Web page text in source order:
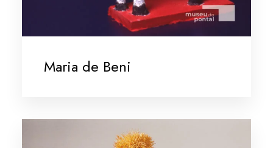
Maria de Beni